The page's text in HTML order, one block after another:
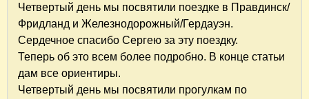
Четвертый день мы посвятили поездке в Правдинск/
Фридланд и Железнодорожный/Гердауэн.
Сердечное спасибо Сергею за эту поездку.
Теперь об это всем более подробно. В конце статьи
дам все ориентиры.
Четвертый день мы посвятили прогулкам по